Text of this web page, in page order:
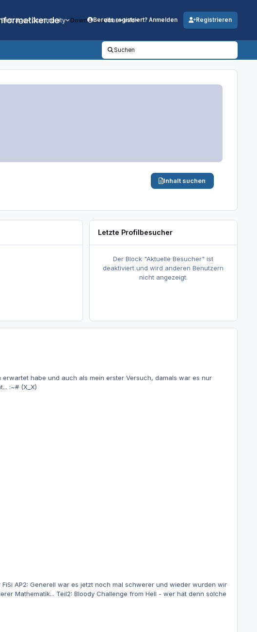
Beiträge Community DownloadsJobs Info
Bereits registriert? Anmelden Registrieren
Suchen
Inhalt suchen
Letzte Profilbesucher
Der Block "Aktuelle Besucher" ist
deaktiviert und wird anderen Benutzern
nicht angezeigt.
habe und auch als mein erster Versuch, damals war es nur
ganz knapp aber ich hatte dann vor Nervosität auch noch die MEP verkackt! Der Drops ist jetzt entgültig gelutscht... :~# (X_X)
AP2: Generell war es jetzt noch mal schwerer und wieder wurden wir
Mathematik... Teil2: Bloody Challenge from Hell - wer hat denn solche